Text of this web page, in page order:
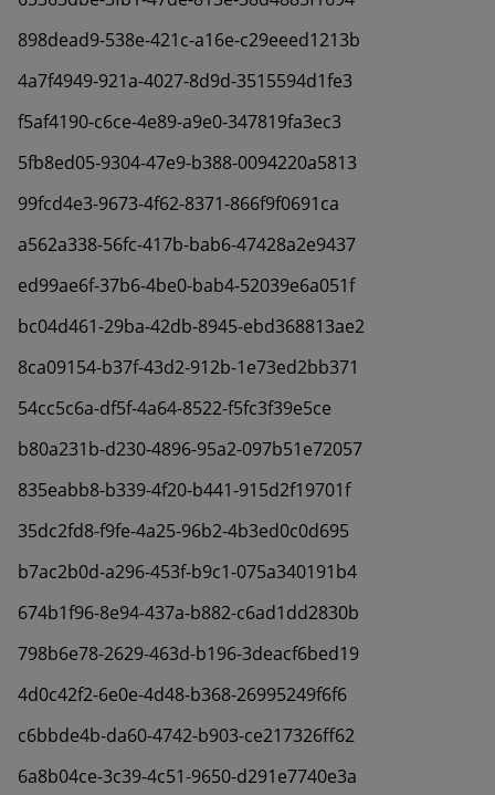
898dead9-538e-421c-a16e-c29eeed1213b
4a7f4949-921a-4027-8d9d-3515594d1fe3
f5af4190-c6ce-4e89-a9e0-347819fa3ec3
5fb8ed05-9304-47e9-b388-0094220a5813
99fcd4e3-9673-4f62-8371-866f9f0691ca
a562a338-56fc-417b-bab6-47428a2e9437
ed99ae6f-37b6-4be0-bab4-52039e6a051f
bc04d461-29ba-42db-8945-ebd368813ae2
8ca09154-b37f-43d2-912b-1e73ed2bb371
54cc5c6a-df5f-4a64-8522-f5fc3f39e5ce
b80a231b-d230-4896-95a2-097b51e72057
835eabb8-b339-4f20-b441-915d2f19701f
35dc2fd8-f9fe-4a25-96b2-4b3ed0c0d695
b7ac2b0d-a296-453f-b9c1-075a340191b4
674b1f96-8e94-437a-b882-c6ad1dd2830b
798b6e78-2629-463d-b196-3deacf6bed19
4d0c42f2-6e0e-4d48-b368-26995249f6f6
c6bbde4b-da60-4742-b903-ce217326ff62
6a8b04ce-3c39-4c51-9650-d291e7740e3a